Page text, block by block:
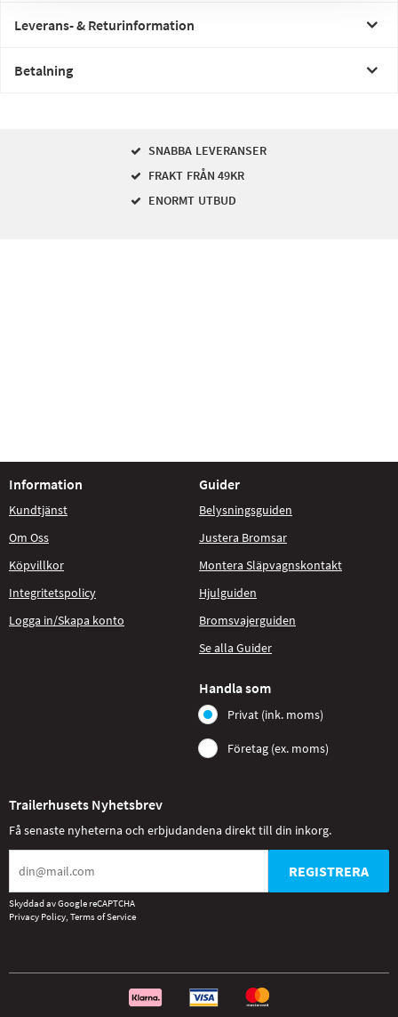
Leverans- & Returinformation
Betalning
SNABBA LEVERANSER
FRAKT FRÅN 49KR
ENORMT UTBUD
Information
Kundtjänst
Om Oss
Köpvillkor
Integritetspolicy
Logga in/Skapa konto
Guider
Belysningsguiden
Justera Bromsar
Montera Släpvagnskontakt
Hjulguiden
Bromsvajerguiden
Se alla Guider
Handla som
Privat (ink. moms)
Företag (ex. moms)
Trailerhusets Nyhetsbrev
Få senaste nyheterna och erbjudandena direkt till din inkorg.
REGISTRERA
Skyddad av Google reCAPTCHA
Privacy Policy, Terms of Service